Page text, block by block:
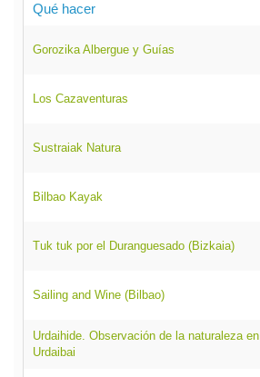
Qué hacer
Gorozika Albergue y Guías
Los Cazaventuras
Sustraiak Natura
Bilbao Kayak
Tuk tuk por el Duranguesado (Bizkaia)
Sailing and Wine (Bilbao)
Urdaihide. Observación de la naturaleza en
Urdaibai